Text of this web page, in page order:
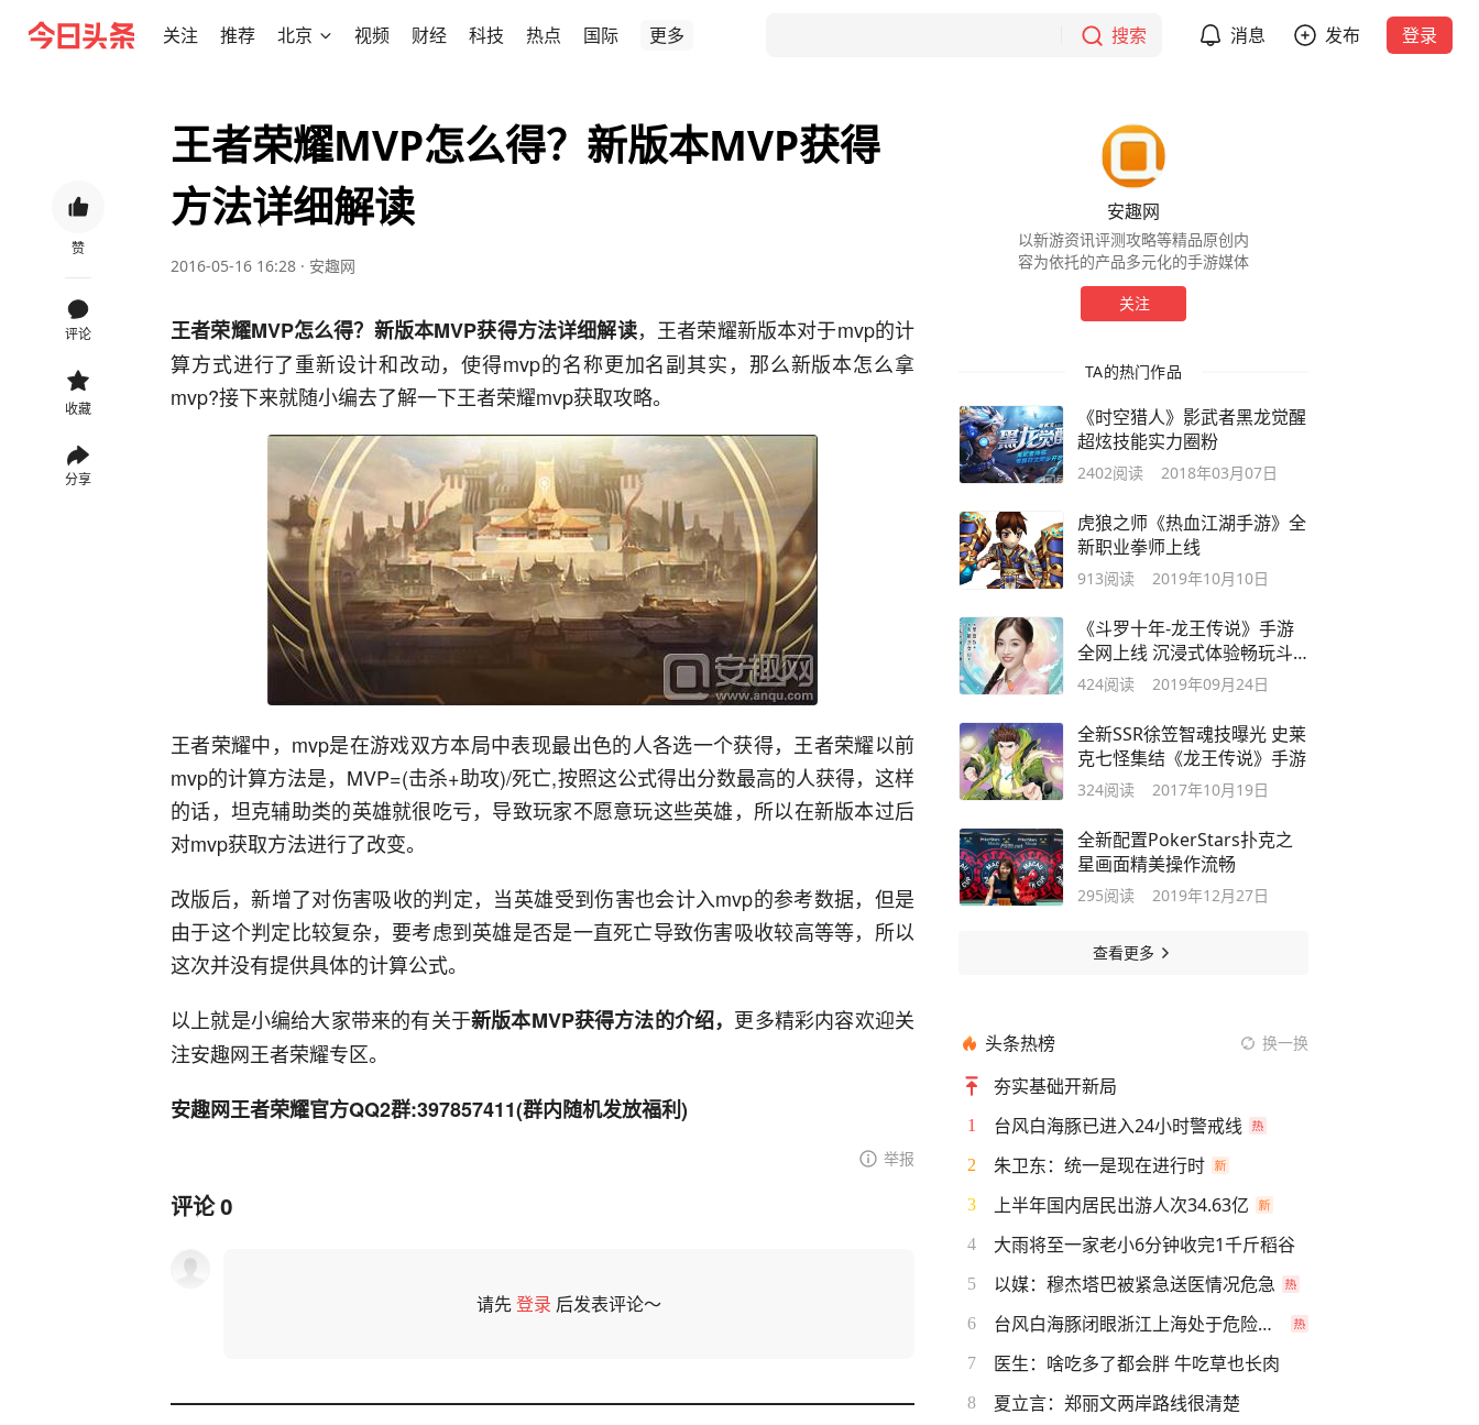
关注 推荐 北京 视频 财经 科技 热点 国际 更多 搜索 消息 发布 登录
赞
评论
收藏
分享
王者荣耀MVP怎么得？新版本MVP获得
方法详细解读
2016-05-16 16:28 · 安趣网
王者荣耀MVP怎么得？新版本MVP获得方法详细解读，王者荣耀新版本对于mvp的计
算方式进行了重新设计和改动，使得mvp的名称更加名副其实，那么新版本怎么拿
mvp?接下来就随小编去了解一下王者荣耀mvp获取攻略。
王者荣耀中，mvp是在游戏双方本局中表现最出色的人各选一个获得，王者荣耀以前
mvp的计算方法是，MVP=(击杀+助攻)/死亡,按照这公式得出分数最高的人获得，这样
的话，坦克辅助类的英雄就很吃亏，导致玩家不愿意玩这些英雄，所以在新版本过后
对mvp获取方法进行了改变。
改版后，新增了对伤害吸收的判定，当英雄受到伤害也会计入mvp的参考数据，但是
由于这个判定比较复杂，要考虑到英雄是否是一直死亡导致伤害吸收较高等等，所以
这次并没有提供具体的计算公式。
以上就是小编给大家带来的有关于新版本MVP获得方法的介绍， 更多精彩内容欢迎关
注安趣网王者荣耀专区。
安趣网王者荣耀官方QQ2群:397857411(群内随机发放福利)
举报
评论0
请先登录 后发表评论～
安趣网
以新游资讯评测攻略等精品原创内
容为依托的产品多元化的手游媒体
关注
TA的热门作品
《时空猎人》影武者黑龙觉醒
超炫技能实力圈粉
2402阅读 2018年03月07日
虎狼之师《热血江湖手游》全
新职业拳师上线
913阅读 2019年10月10日
《斗罗十年-龙王传说》手游
全网上线 沉浸式体验畅玩斗
罗武魂世界
424阅读 2019年09月24日
全新SSR徐笠智魂技曝光 史莱
克七怪集结《龙王传说》手游
324阅读 2017年10月19日
全新配置PokerStars扑克之
星画面精美操作流畅
295阅读 2019年12月27日
查看更多
头条热榜 换一换
夯实基础开新局
1 台风白海豚已进入24小时警戒线
2 朱卫东：统一是现在进行时
3 上半年国内居民出游人次34.63亿
4 大雨将至一家老小6分钟收完1千斤稻谷
5 以媒：穆杰塔巴被紧急送医情况危急
6 台风白海豚闭眼浙江上海处于危险半圆
7 医生：啥吃多了都会胖 牛吃草也长肉
8 夏立言：郑丽文两岸路线很清楚